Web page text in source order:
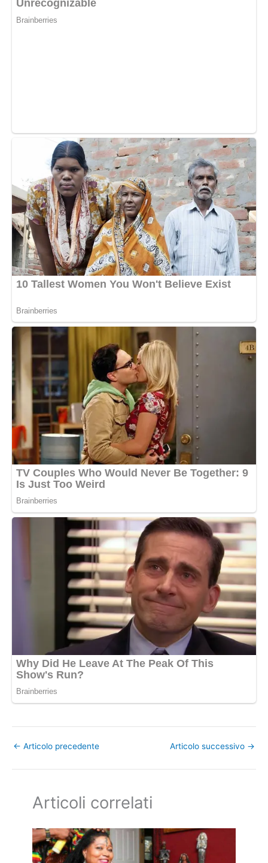
← Articolo precedente Articolo successivo →
Articoli correlati